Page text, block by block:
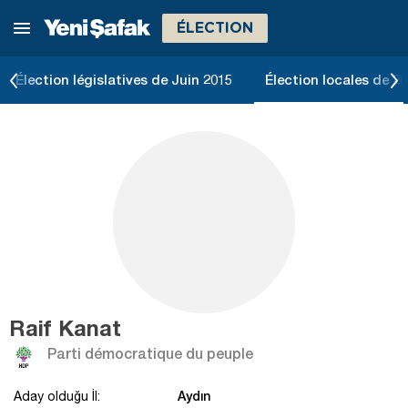
ÉLECTION
Élection législatives de Juin 2015 Élection locales de
Raif Kanat
Parti démocratique du peuple
Aday olduğu İl: Aydın